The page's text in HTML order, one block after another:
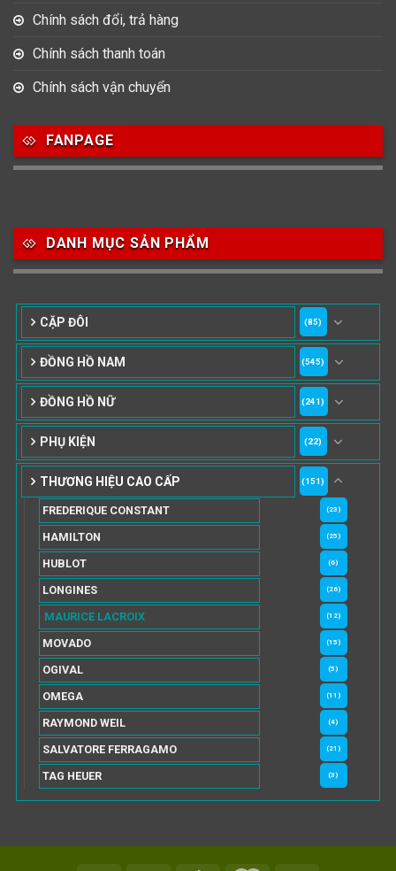
Chính sách đổi, trả hàng
Chính sách thanh toán
Chính sách vận chuyển
FANPAGE
DANH MỤC SẢN PHẨM
CẶP ĐÔI (85)
ĐỒNG HỒ NAM (545)
ĐỒNG HỒ NỮ (241)
PHỤ KIỆN (22)
THƯƠNG HIỆU CAO CẤP (151)
FREDERIQUE CONSTANT (23)
HAMILTON (25)
HUBLOT (6)
LONGINES (26)
MAURICE LACROIX (12)
MOVADO (15)
OGIVAL (5)
OMEGA (11)
RAYMOND WEIL (4)
SALVATORE FERRAGAMO (21)
TAG HEUER (3)